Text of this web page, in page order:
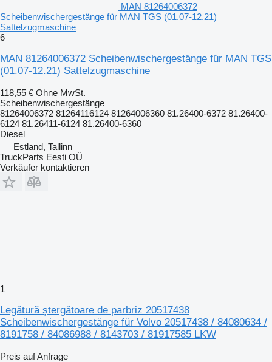
MAN 81264006372
Scheibenwischergestänge für MAN TGS (01.07-12.21)
Sattelzugmaschine
6
MAN 81264006372 Scheibenwischergestänge für MAN TGS
(01.07-12.21) Sattelzugmaschine
118,55 € Ohne MwSt.
Scheibenwischergestänge
81264006372 81264116124 81264006360 81.26400-6372 81.26400-
6124 81.26411-6124 81.26400-6360
Diesel
Estland, Tallinn
TruckParts Eesti OÜ
Verkäufer kontaktieren
1
Legătură ștergătoare de parbriz 20517438
Scheibenwischergestänge für Volvo 20517438 / 84080634 /
8191758 / 84086988 / 8143703 / 81917585 LKW
Preis auf Anfrage